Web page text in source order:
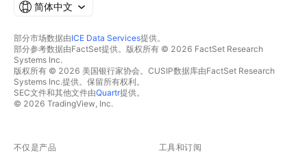
简体中文
部分市场数据由ICE Data Services提供。
部分参考数据由FactSet提供。版权所有 © 2026 FactSet Research
Systems Inc.
版权所有 © 2026 美国银行家协会。CUSIP数据库由FactSet Research
Systems Inc.提供。保留所有权利。
SEC文件和其他文件由Quartr提供。
© 2026 TradingView, Inc.
不仅是产品 工具和订阅